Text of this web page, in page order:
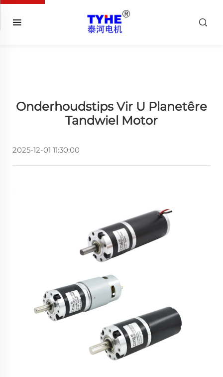
Onderhoudstips Vir U Planetêre
Tandwiel Motor
2025-12-01 11:30:00